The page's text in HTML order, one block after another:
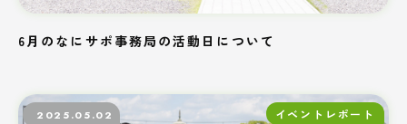
6月のなにサポ事務局の活動日について
2025.05.02 イベントレポート